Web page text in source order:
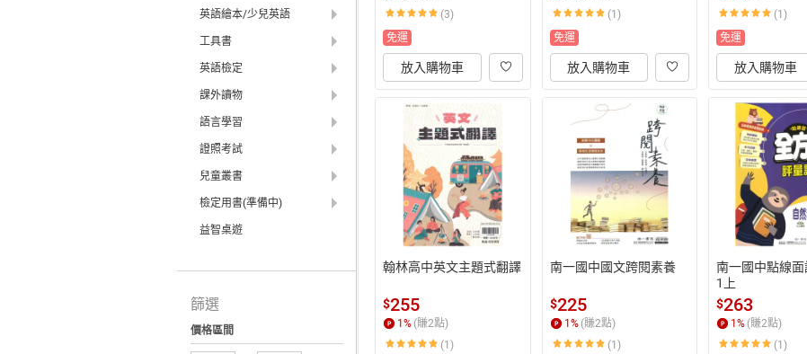
(3)
免運
放入購物車
(1)
免運
放入購物車
(1)
免運
放入購物車
翰林高中英文主題式翻譯
$255
1 % (賺2點)
(1)
南一國中國文跨閱素養
$225
1 % (賺2點)
(1)
南一國中點線
1上
$263
1 % (賺2點)
(1)
英語繪本/少兒英語
工具書
英語檢定
課外讀物
語言學習
證照考試
兒童叢書
檢定用書(準備中)
益智桌遊
篩選
價格區間